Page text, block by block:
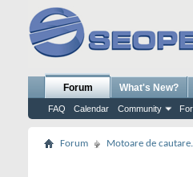
Forum
FAQ Calendar Community
What's New?
Forum Motoare de